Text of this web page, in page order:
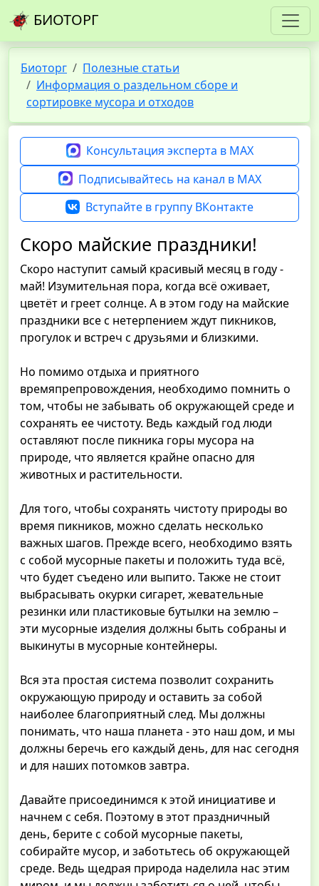
БИОТОРГ
Биоторг
Полезные статьи
Информация о раздельном сборе и
сортировке мусора и отходов
Консультация эксперта в MAX
Подписывайтесь на канал в MAX
Вступайте в группу ВКонтакте
Скоро майские праздники!
Скоро наступит самый красивый месяц в году -
май! Изумительная пора, когда всё оживает,
цветёт и греет солнце. А в этом году на майские
праздники все с нетерпением ждут пикников,
прогулок и встреч с друзьями и близкими.
Но помимо отдыха и приятного
времяпрепровождения, необходимо помнить о
том, чтобы не забывать об окружающей среде и
сохранять ее чистоту. Ведь каждый год люди
оставляют после пикника горы мусора на
природе, что является крайне опасно для
животных и растительности.
Для того, чтобы сохранять чистоту природы во
время пикников, можно сделать несколько
важных шагов. Прежде всего, необходимо взять
с собой мусорные пакеты и положить туда всё,
что будет съедено или выпито. Также не стоит
выбрасывать окурки сигарет, жевательные
резинки или пластиковые бутылки на землю –
эти мусорные изделия должны быть собраны и
выкинуты в мусорные контейнеры.
Вся эта простая система позволит сохранить
окружающую природу и оставить за собой
наиболее благоприятный след. Мы должны
понимать, что наша планета - это наш дом, и мы
должны беречь его каждый день, для нас сегодня
и для наших потомков завтра.
Давайте присоединимся к этой инициативе и
начнем с себя. Поэтому в этот праздничный
день, берите с собой мусорные пакеты,
собирайте мусор, и заботьтесь об окружающей
среде. Ведь щедрая природа наделила нас этим